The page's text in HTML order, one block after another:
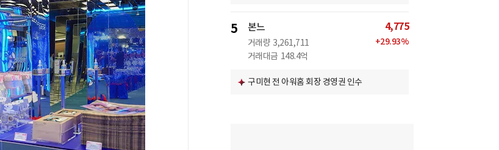
5 본느
거래량 3,261,711
거래대금 148.4억
4,775
+29.93%
구미현 전 아워홈 회장 경영권 인수